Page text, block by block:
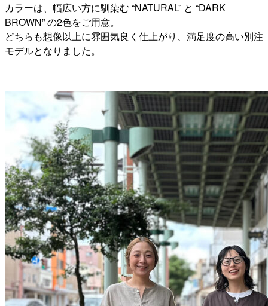
カラーは、幅広い方に馴染む “NATURAL” と “DARK
BROWN” の2色をご用意。
どちらも想像以上に雰囲気良く仕上がり、満足度の高い別注
モデルとなりました。